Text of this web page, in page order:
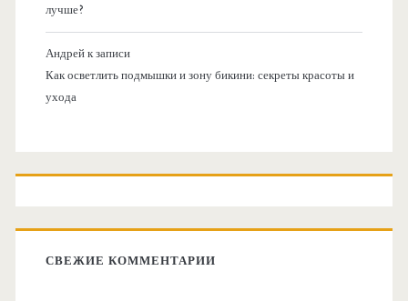
лучше?
Андрейк записи
Как осветлить подмышки и зону бикини: секреты красоты и
ухода
СВЕЖИЕ КОММЕНТАРИИ